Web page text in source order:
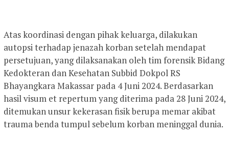
Atas koordinasi dengan pihak keluarga, dilakukan
autopsi terhadap jenazah korban setelah mendapat
persetujuan, yang dilaksanakan oleh tim forensik Bidang
Kedokteran dan Kesehatan Subbid Dokpol RS
Bhayangkara Makassar pada 4 Juni 2024. Berdasarkan
hasil visum et repertum yang diterima pada 28 Juni 2024,
ditemukan unsur kekerasan fisik berupa memar akibat
trauma benda tumpul sebelum korban meninggal dunia.